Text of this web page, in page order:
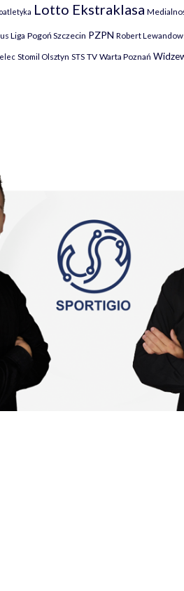
Lotto Ekstraklasa
Liga Pogoń Szczecin PZPN Robert
Stomil Olsztyn STS TV Warta Poznań